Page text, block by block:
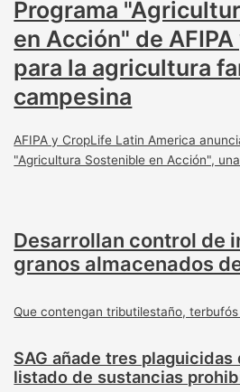
Programa
en Acción" de
para la agricultura
campesina
AFIPA y CropLife Latin America
"Agricultura Sostenible en Acción",
Desarrollan control de
granos almacenados
Que contengan tributilestaño,
SAG añade tres plaguicidas
listado de sustancias